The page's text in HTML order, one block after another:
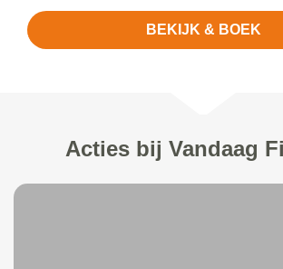
BEKIJK & BOEK
Acties bij Vandaag